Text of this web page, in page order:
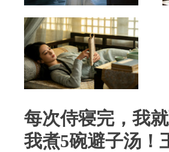
每次侍寝完，我
我煮5碗避子汤！